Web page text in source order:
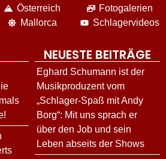
Österreich
Mallorca
Fotogalerien
Schlagervideos
NEUESTE BEITRÄGE
Eghard Schumann ist der
Musikproduzent vom
„Schlager-Spaß mit Andy
Borg“: Mit uns sprach er
über den Job und sein
Leben abseits der Shows